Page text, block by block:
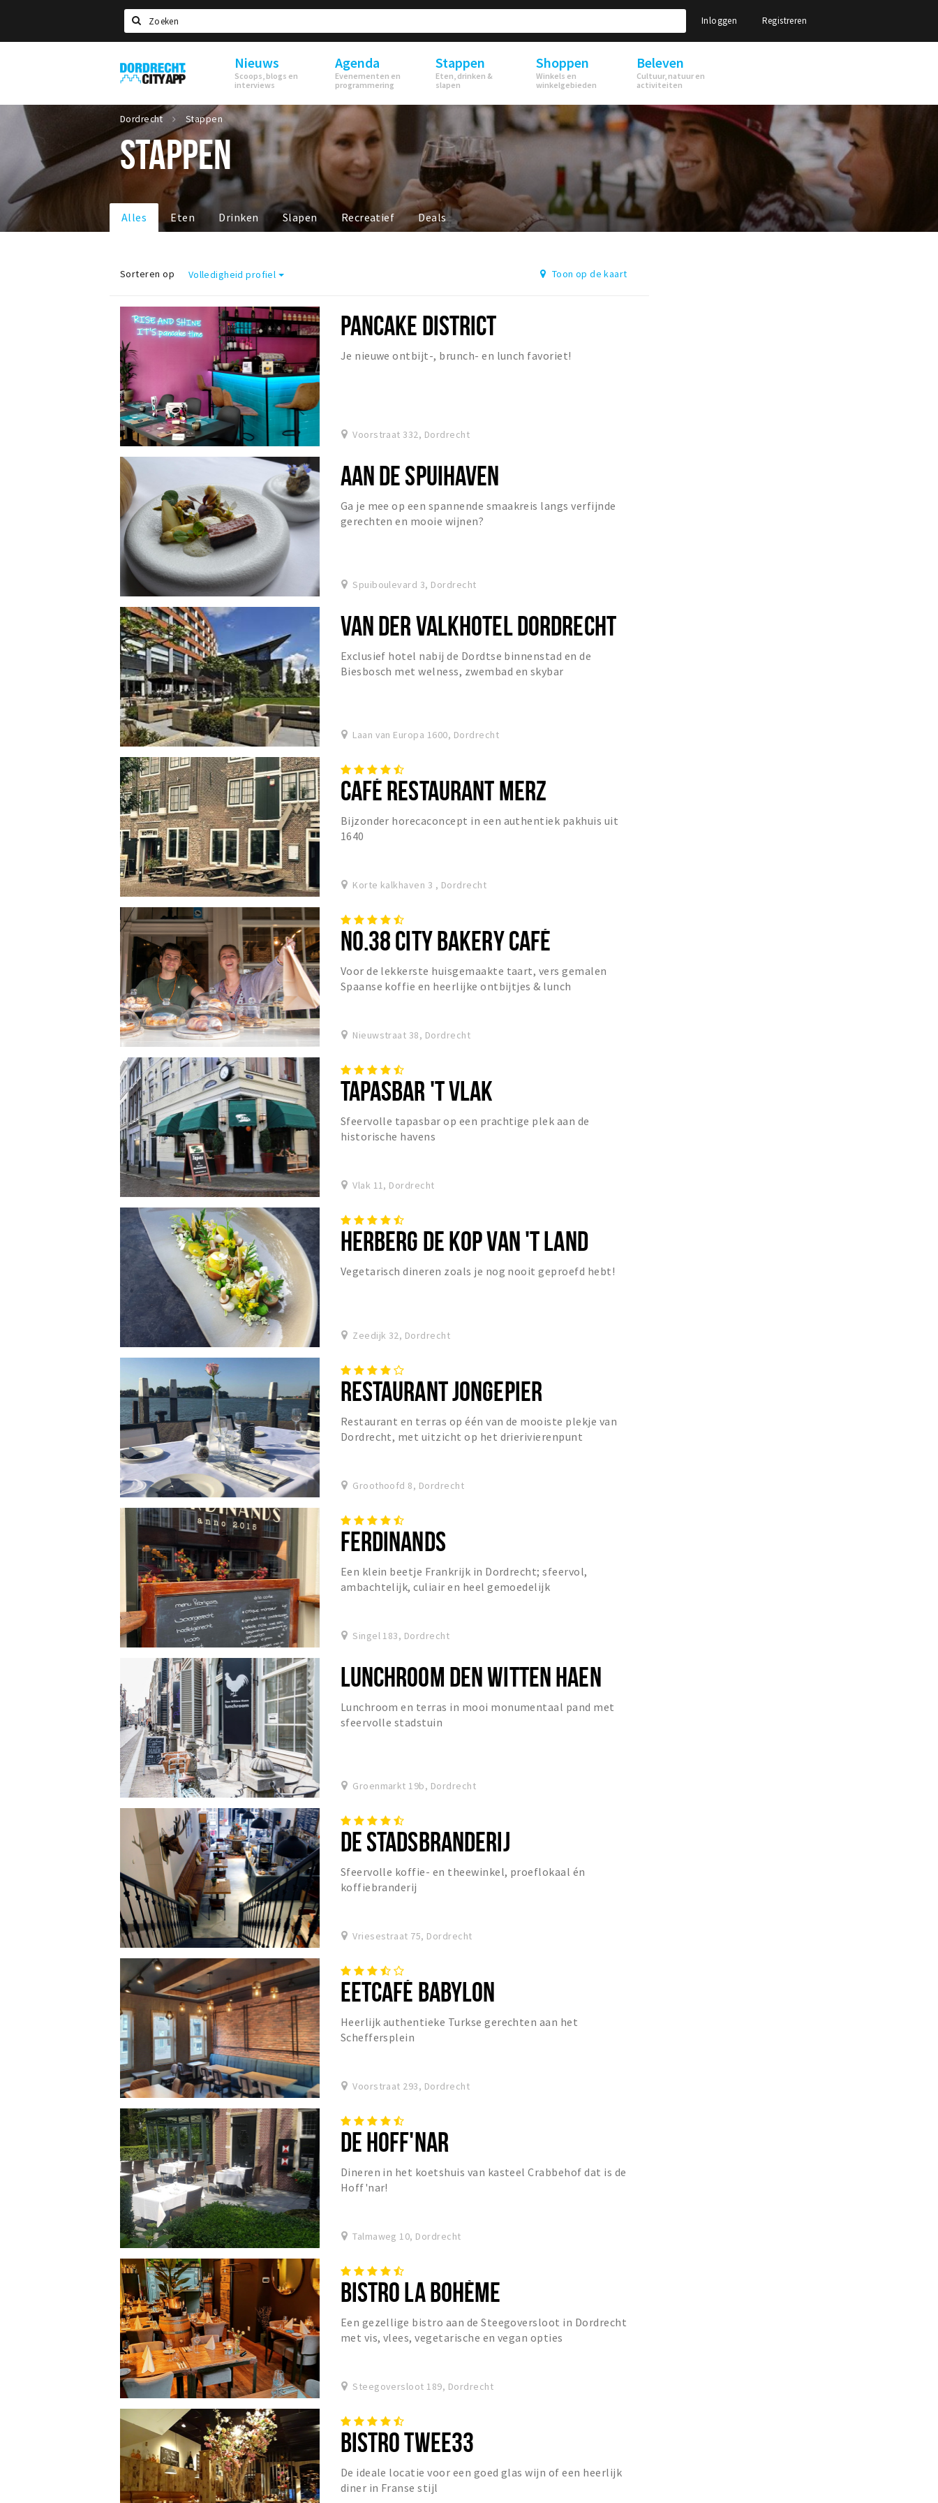
Zoeken
Inloggen Registreren
Dordrecht
City
Nieuws
Scoops, blogs en
interviews
Agenda
Evenementen en
programmering
Stappen
Eten, drinken &
slapen
Shoppen
Winkels en
winkelgebieden
Beleven
Cultuur, natuur en
activiteiten
Dordrecht Stappen
STAPPEN
Alles Eten Drinken Slapen Recreatief Deals
Sorteren op Volledigheid profiel Toon op de kaart
PANCAKE DISTRICT
Je nieuwe ontbijt-, brunch- en lunch favoriet!
Voorstraat 332, Dordrecht
AAN DE SPUIHAVEN
Ga je mee op een spannende smaakreis langs verfijnde
gerechten en mooie wijnen?
Spuiboulevard 3, Dordrecht
VAN DER VALKHOTEL DORDRECHT
Exclusief hotel nabij de Dordtse binnenstad en de
Biesbosch met welness, zwembad en skybar
Laan van Europa 1600, Dordrecht
CAFÉ RESTAURANT MERZ
Bijzonder horecaconcept in een authentiek pakhuis uit
1640
Korte kalkhaven 3 , Dordrecht
NO.38 CITY BAKERY CAFÉ
Voor de lekkerste huisgemaakte taart, vers gemalen
Spaanse koffie en heerlijke ontbijtjes & lunch
Nieuwstraat 38, Dordrecht
TAPASBAR 'T VLAK
Sfeervolle tapasbar op een prachtige plek aan de
historische havens
Vlak 11, Dordrecht
HERBERG DE KOP VAN 'T LAND
Vegetarisch dineren zoals je nog nooit geproefd hebt!
Zeedijk 32, Dordrecht
RESTAURANT JONGEPIER
Restaurant en terras op één van de mooiste plekje van
Dordrecht, met uitzicht op het drierivierenpunt
Groothoofd 8, Dordrecht
FERDINANDS
Een klein beetje Frankrijk in Dordrecht; sfeervol,
ambachtelijk, culiair en heel gemoedelijk
Singel 183, Dordrecht
LUNCHROOM DEN WITTEN HAEN
Lunchroom en terras in mooi monumentaal pand met
sfeervolle stadstuin
Groenmarkt 19b, Dordrecht
DE STADSBRANDERIJ
Sfeervolle koffie- en theewinkel, proeflokaal én
koffiebranderij
Vriesestraat 75, Dordrecht
EETCAFÉ BABYLON
Heerlijk authentieke Turkse gerechten aan het
Scheffersplein
Voorstraat 293, Dordrecht
DE HOFF'NAR
Dineren in het koetshuis van kasteel Crabbehof dat is de
Hoff'nar!
Talmaweg 10, Dordrecht
BISTRO LA BOHÈME
Een gezellige bistro aan de Steegoversloot in Dordrecht
met vis, vlees, vegetarische en vegan opties
Steegoversloot 189, Dordrecht
BISTRO TWEE33
De ideale locatie voor een goed glas wijn of een heerlijk
diner in Franse stijl